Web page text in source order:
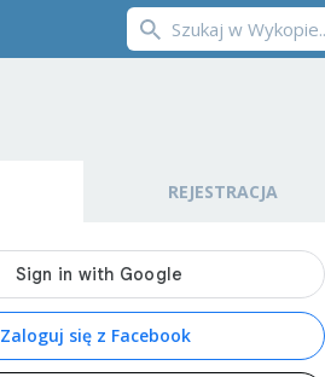
REJESTRACJA
Zaloguj się z Facebook